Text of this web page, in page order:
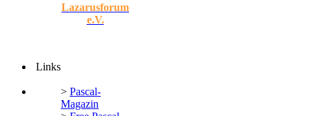
Lazarusforum
e.V.
Links
> Pascal-
Magazin